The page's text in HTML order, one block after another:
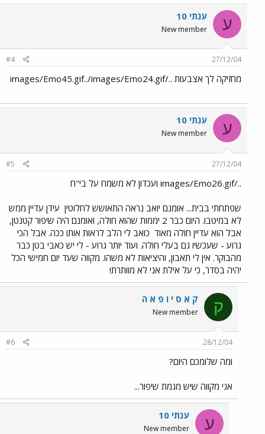
ע ענתי 10
New member
27/12/04
#4
מחזיקה לך אצבעות ../images/Emo45.gif../images/Emo24.gif
ע ענתי 10
New member
27/12/04
#5
../images/Emo26.gif ועכדון לא משמח על בי"ח
שפתחתי בבית... אומנם יואב נראה התאושש לחלוטין עידן עדיין ממש
לא במיטבו. היום כבר 2 יממות שהוא חולה, ואומנם היה שיפור קטנטן,
אבל הוא עדיין חולה מאוד כואב לי הלב לראות אותו ככה. אבל הכי
גרוע - שעכשיו גם בעלי חולה. ועוד יותר גרוע - לי יש כאבי בטן כבר
מהבוקר. אין לי תאבון, והיציאות לא משהו. מקווה שעד יום חמישי הכל
יהיה בסדר, כי על אילת אני לא מוותרת!
ק ק א ס י ו פ א ה
New member
28/12/04
#6
ומה שלומכם היום?
אני מקווה שיש מגמת שיפור...
ע ענתי 10
New member